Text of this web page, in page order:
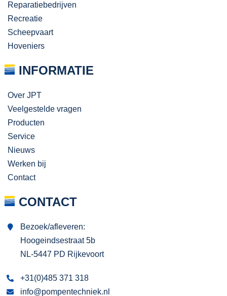
Reparatiebedrijven
Recreatie
Scheepvaart
Hoveniers
INFORMATIE
Over JPT
Veelgestelde vragen
Producten
Service
Nieuws
Werken bij
Contact
CONTACT
Bezoek/afleveren:
Hoogeindsestraat 5b
NL-5447 PD Rijkevoort
+31(0)485 371 318
info@pompentechniek.nl